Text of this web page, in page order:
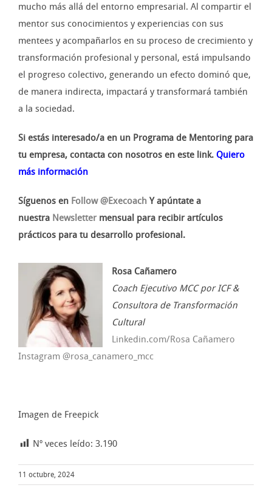
mucho más allá del entorno empresarial. Al compartir el
mentor sus conocimientos y experiencias con sus
mentees y acompañarlos en su proceso de crecimiento y
transformación profesional y personal, está impulsando
el progreso colectivo, generando un efecto dominó que,
de manera indirecta, impactará y transformará también
a la sociedad.
Si estás interesado/a en un Programa de Mentoring para
tu empresa, contacta con nosotros en este link. Quiero
más información
Síguenos en Follow @Execoach Y apúntate a
nuestra Newslettermensual para recibir artículos
prácticos para tu desarrollo profesional.
Rosa Cañamero
Coach Ejecutivo MCC por ICF &
Consultora de Transformación
Cultural
Linkedin.com/Rosa Cañamero
Instagram @rosa_canamero_mcc
Imagen de Freepick
Nº veces leído: 3.190
11 octubre, 2024